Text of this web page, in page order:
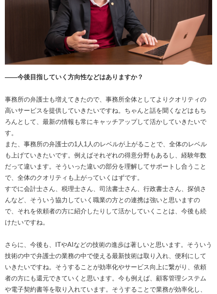
――今後目指していく方向性などはありますか？
事務所の弁護士も増えてきたので、事務所全体としてよりクオリティの
高いサービスを提供していきたいですね。ちゃんと話を聞くなどはもち
ろんとして、最新の情報も常にキャッチアップして活かしていきたいで
す。
また、事務所の弁護士の1人1人のレベルが上がることで、全体のレベル
も上げていきたいです。例えばそれぞれの得意分野もあるし、経験年数
だって違います。そういった違いの部分を理解してサポートし合うこと
で、全体のクオリティも上がっていくはずです。
すでに会計士さん、税理士さん、司法書士さん、行政書士さん、探偵さ
んなど、そういう協力していく職業の方との連携は強いと思いますの
で、それを依頼者の方に紹介したりして活かしていくことは、今後も続
けたいですね。
さらに、今後も、ITやAIなどの技術の進歩は著しいと思います。そういう
技術の中で弁護士の業務の中で使える最新技術は取り入れ、便利にして
いきたいですね。そうすることが効率化やサービス向上に繋がり、依頼
者の方にも還元できていくと思います。今も例えば、顧客管理システム
や電子契約書等を取り入れています。そうすることで業務が効率化し、